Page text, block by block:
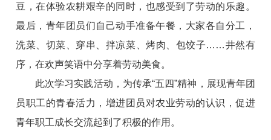
豆，在体验农耕艰辛的同时，也感受到了劳动的乐趣。
最后，青年团员们自己动手准备午餐，大家各自分工，
洗菜、切菜、穿串、拌凉菜、烤肉、包饺子……井然有
序，在欢声笑语中分享着劳动美食。
此次学习实践活动，为传承“五四”精神，展现青年团
员职工的青春活力，增进团员对农业劳动的认识，促进
青年职工成长交流起到了积极的作用。